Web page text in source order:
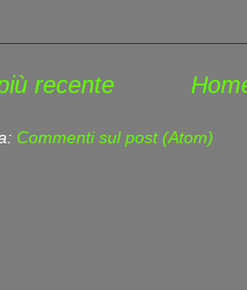
recente
Commenti sul post (Atom)